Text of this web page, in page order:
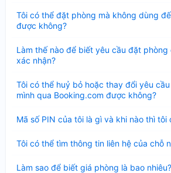
Tôi có thể đặt phòng mà không dùng
được không?
thu
gọn
Làm thế nào để biết yêu cầu đặt
xác nhận?
thu
gọn
Tôi có thể huỷ bỏ hoặc thay đổi yêu
mình qua Booking.com được không?
thu
gọn
Mã số PIN của tôi là gì và khi nào thì tôi
thu
Tôi có thể tìm thông tin liên hệ của chỗ
thu
Làm sao để biết giá phòng là bao nhiêu?
thu